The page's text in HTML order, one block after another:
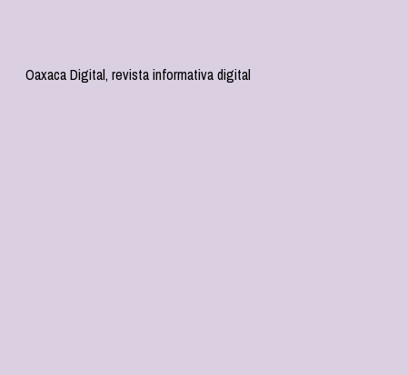
Oaxaca Digital, revista informativa digital